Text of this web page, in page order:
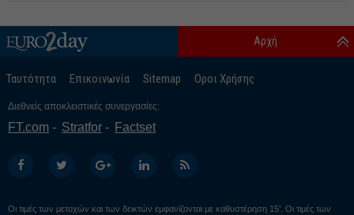
Ταυτότητα Επικοινωνία Sitemap Οροι Χρήσης
Αρχή
Διεθνείς αποκλειστικές συνεργασίες:
FT.com Stratfor Factset
Οι τιμές των μετοχών και των δεικτών εμφανίζονται με καθυστέρηση 15’. Οι τιμές των